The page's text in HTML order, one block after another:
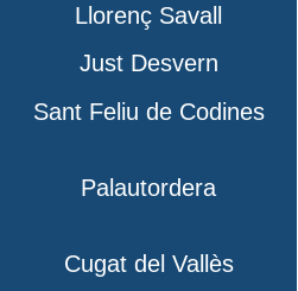
Llorenç Savall
Just Desvern
Sant Feliu de Codines
Palautordera
Cugat del Vallès